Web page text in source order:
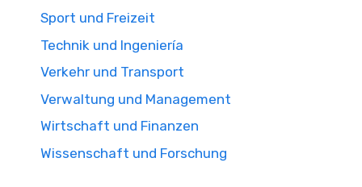
Sport und Freizeit
Technik und Ingeniería
Verkehr und Transport
Verwaltung und Management
Wirtschaft und Finanzen
Wissenschaft und Forschung